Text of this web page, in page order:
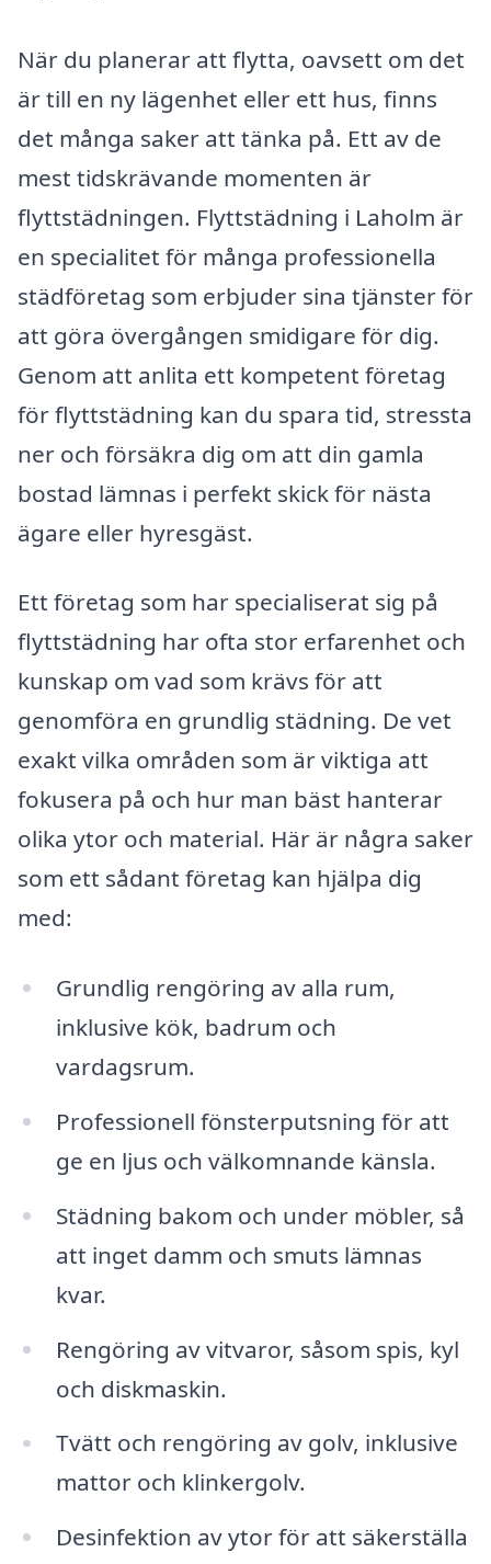
När du planerar att flytta, oavsett om det
är till en ny lägenhet eller ett hus, finns
det många saker att tänka på. Ett av de
mest tidskrävande momenten är
flyttstädningen. Flyttstädning i Laholm är
en specialitet för många professionella
städföretag som erbjuder sina tjänster för
att göra övergången smidigare för dig.
Genom att anlita ett kompetent företag
för flyttstädning kan du spara tid, stressta
ner och försäkra dig om att din gamla
bostad lämnas i perfekt skick för nästa
ägare eller hyresgäst.
Ett företag som har specialiserat sig på
flyttstädning har ofta stor erfarenhet och
kunskap om vad som krävs för att
genomföra en grundlig städning. De vet
exakt vilka områden som är viktiga att
fokusera på och hur man bäst hanterar
olika ytor och material. Här är några saker
som ett sådant företag kan hjälpa dig
med:
Grundlig rengöring av alla rum,
inklusive kök, badrum och
vardagsrum.
Professionell fönsterputsning för att
ge en ljus och välkomnande känsla.
Städning bakom och under möbler, så
att inget damm och smuts lämnas
kvar.
Rengöring av vitvaror, såsom spis, kyl
och diskmaskin.
Tvätt och rengöring av golv, inklusive
mattor och klinkergolv.
Desinfektion av ytor för att säkerställa